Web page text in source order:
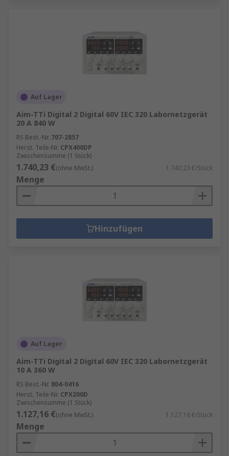
Auf Lager
Aim-TTi Digital 2 Digital 60V IEC 320 Labornetzgerät
20 A 840 W
RS Best.-Nr. 707-2857
Herst. Teile-Nr. CPX400DP
Zwischensumme (1 Stück)
1.740,23 €(ohne MwSt.) 1.740,23 €/Stück
Menge
Hinzufügen
Auf Lager
Aim-TTi Digital 2 Digital 60V IEC 320 Labornetzgerät
10 A 360 W
RS Best.-Nr. 804-0416
Herst. Teile-Nr. CPX200D
Zwischensumme (1 Stück)
1.127,16 €(ohne MwSt.) 1.127,16 €/Stück
Menge